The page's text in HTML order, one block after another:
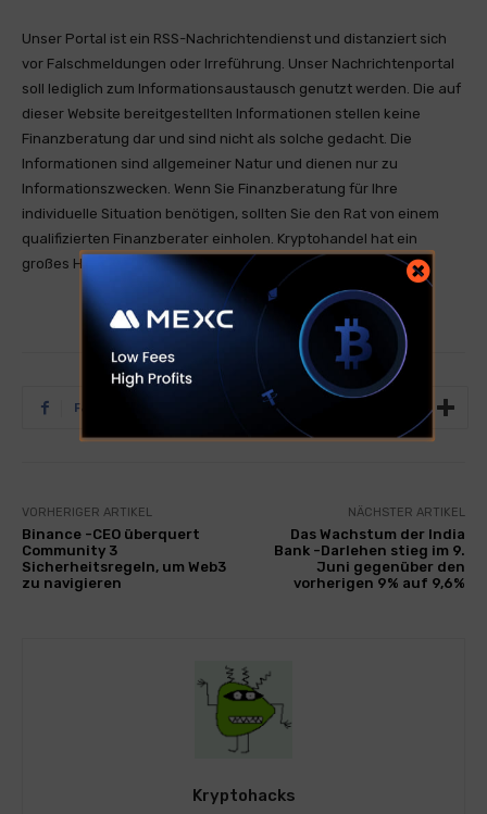
Unser Portal ist ein RSS-Nachrichtendienst und distanziert sich
vor Falschmeldungen oder Irreführung. Unser Nachrichtenportal
soll lediglich zum Informationsaustausch genutzt werden. Die auf
dieser Website bereitgestellten Informationen stellen keine
Finanzberatung dar und sind nicht als solche gedacht. Die
Informationen sind allgemeiner Natur und dienen nur zu
Informationszwecken. Wenn Sie Finanzberatung für Ihre
individuelle Situation benötigen, sollten Sie den Rat von einem
qualifizierten Finanzberater einholen. Kryptohandel hat ein
großes Handelsrisiko was zum Totalverlust führen kann.
Facebook Twitter
VORHERIGER ARTIKEL
Binance -CEO überquert
Community 3
Sicherheitsregeln, um Web3
zu navigieren
NÄCHSTER ARTIKEL
Das Wachstum der India
Bank -Darlehen stieg im 9.
Juni gegenüber den
vorherigen 9% auf 9,6%
Kryptohacks